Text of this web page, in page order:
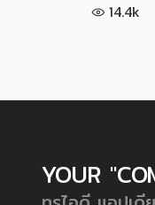
14.4k
YOUR